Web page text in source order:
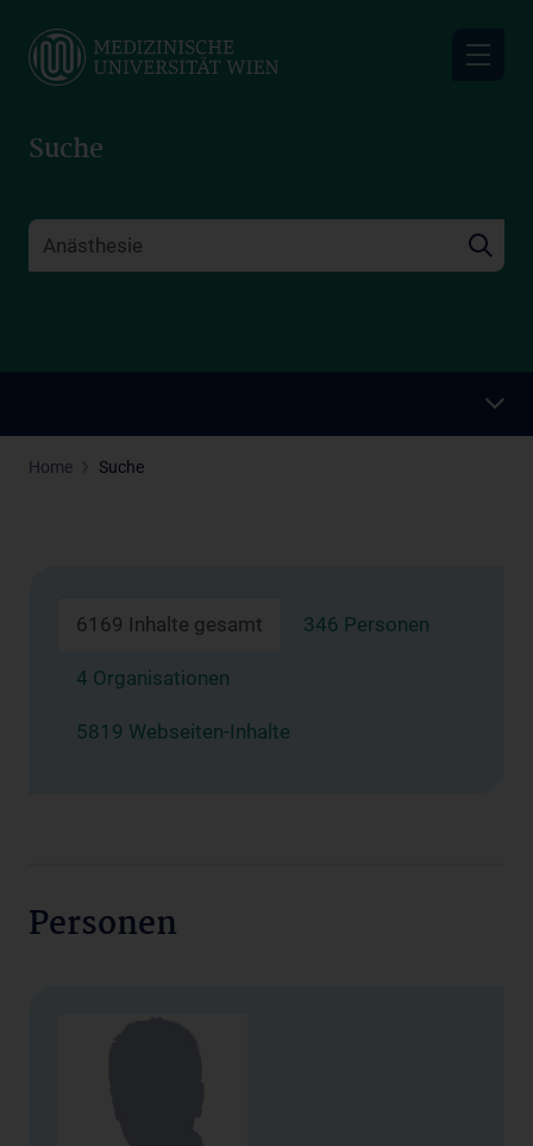
main
Suche
Home Suche
6169 Inhalte gesamt 346 Personen
4 Organisationen
5819 Webseiten-Inhalte
Personen